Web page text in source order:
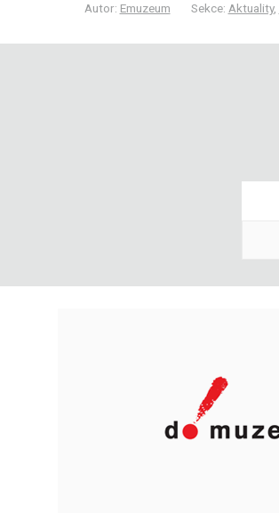
Autor: Emuzeum Sekce: Aktuality,